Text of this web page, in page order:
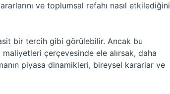
ve toplumsal refahı nasıl etkilediğini
bir tercih gibi görülebilir. Ancak bu
maliyetleri çerçevesinde ele alırsak, daha
piyasa dinamikleri, bireysel kararlar ve